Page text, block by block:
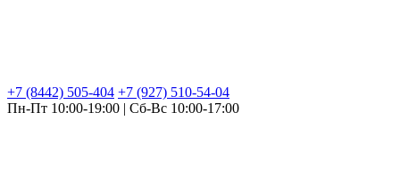
+7 (8442) 505-404 +7 (927) 510-54-04
Пн-Пт 10:00-19:00 | Сб-Вс 10:00-17:00